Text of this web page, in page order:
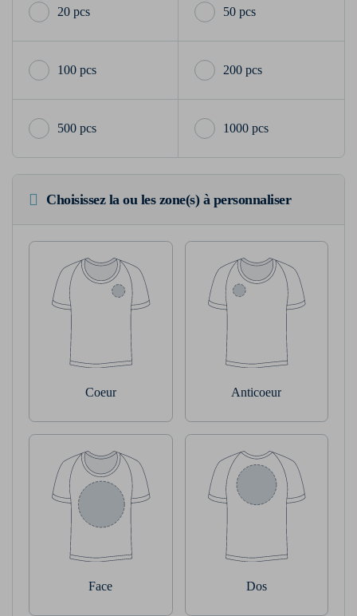
20 pcs 50 pcs
100 pcs 200 pcs
500 pcs 1000 pcs
Choisissez la ou les zone(s) à personnaliser
Coeur Anticoeur
Face Dos